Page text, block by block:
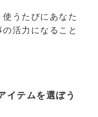
うたびにあなた
活力になること
イテムを選ぼう